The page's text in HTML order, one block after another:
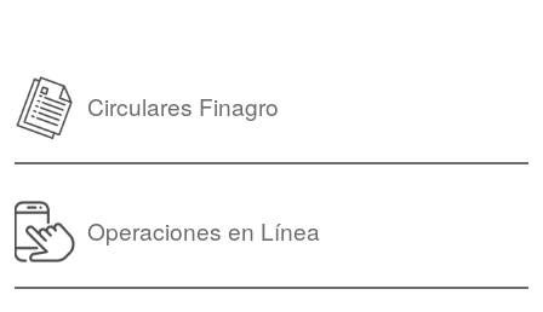
Circulares Finagro
Operaciones en Línea